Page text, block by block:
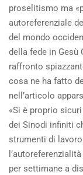
proselitismo ma
autoreferenziale
del mondo
della fede in Gesù
raffronto
cosa ne ha fatto
nell’articolo
«Si è proprio
dei Sinodi infiniti
strumenti di
per settimane a